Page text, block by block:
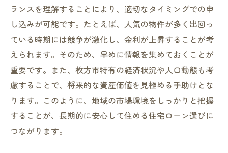
ランスを理解することにより、適切なタイミングでの申
し込みが可能です。たとえば、人気の物件が多く出回っ
ている時期には競争が激化し、金利が上昇することが考
えられます。そのため、早めに情報を集めておくことが
重要です。また、枚方市特有の経済状況や人口動態も考
慮することで、将来的な資産価値を見極める手助けとな
ります。このように、地域の市場環境をしっかりと把握
することが、長期的に安心して住める住宅ローン選びに
つながります。